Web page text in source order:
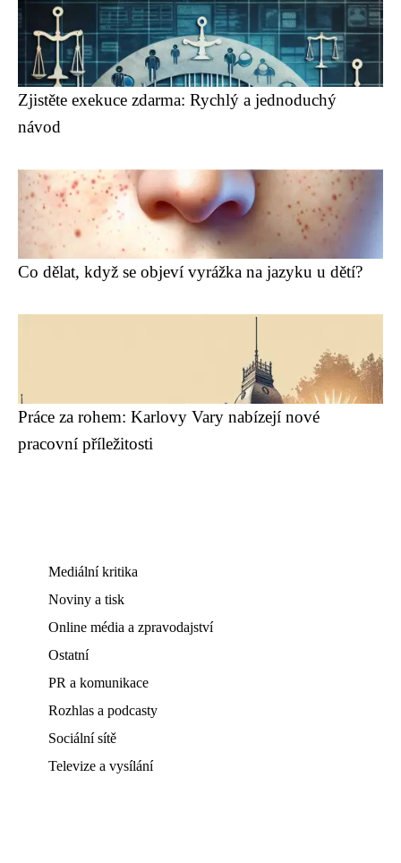
Zjistěte exekuce zdarma: Rychlý a jednoduchý
návod
Co dělat, když se objeví vyrážka na jazyku u dětí?
Práce za rohem: Karlovy Vary nabízejí nové
pracovní příležitosti
Mediální kritika
Noviny a tisk
Online média a zpravodajství
Ostatní
PR a komunikace
Rozhlas a podcasty
Sociální sítě
Televize a vysílání